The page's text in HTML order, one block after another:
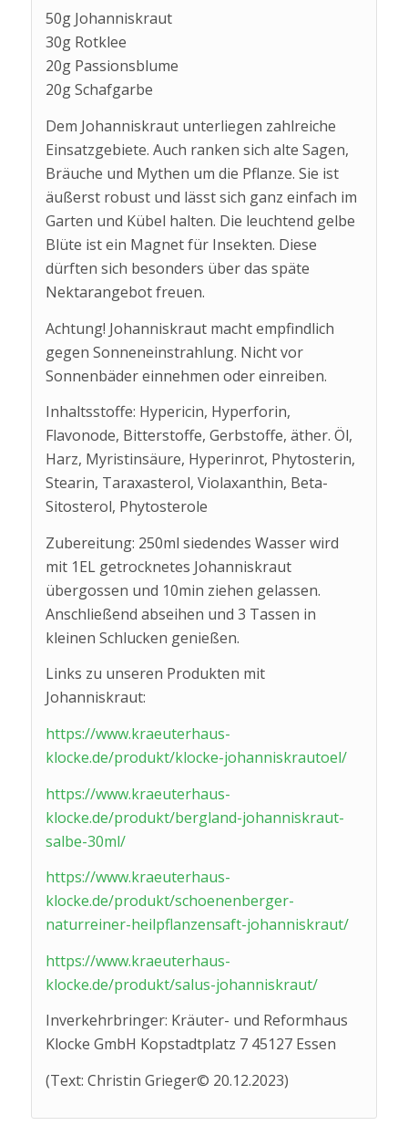
50g Johanniskraut
30g Rotklee
20g Passionsblume
20g Schafgarbe
Dem Johanniskraut unterliegen zahlreiche
Einsatzgebiete. Auch ranken sich alte Sagen,
Bräuche und Mythen um die Pflanze. Sie ist
äußerst robust und lässt sich ganz einfach im
Garten und Kübel halten. Die leuchtend gelbe
Blüte ist ein Magnet für Insekten. Diese
dürften sich besonders über das späte
Nektarangebot freuen.
Achtung! Johanniskraut macht empfindlich
gegen Sonneneinstrahlung. Nicht vor
Sonnenbäder einnehmen oder einreiben.
Inhaltsstoffe: Hypericin, Hyperforin,
Flavonode, Bitterstoffe, Gerbstoffe, äther. Öl,
Harz, Myristinsäure, Hyperinrot, Phytosterin,
Stearin, Taraxasterol, Violaxanthin, Beta-
Sitosterol, Phytosterole
Zubereitung: 250ml siedendes Wasser wird
mit 1EL getrocknetes Johanniskraut
übergossen und 10min ziehen gelassen.
Anschließend abseihen und 3 Tassen in
kleinen Schlucken genießen.
Links zu unseren Produkten mit
Johanniskraut:
https://www.kraeuterhaus-
klocke.de/produkt/klocke-johanniskrautoel/
https://www.kraeuterhaus-
klocke.de/produkt/bergland-johanniskraut-
salbe-30ml/
https://www.kraeuterhaus-
klocke.de/produkt/schoenenberger-
naturreiner-heilpflanzensaft-johanniskraut/
https://www.kraeuterhaus-
klocke.de/produkt/salus-johanniskraut/
Inverkehrbringer: Kräuter- und Reformhaus
Klocke GmbH Kopstadtplatz 7 45127 Essen
(Text: Christin Grieger© 20.12.2023)